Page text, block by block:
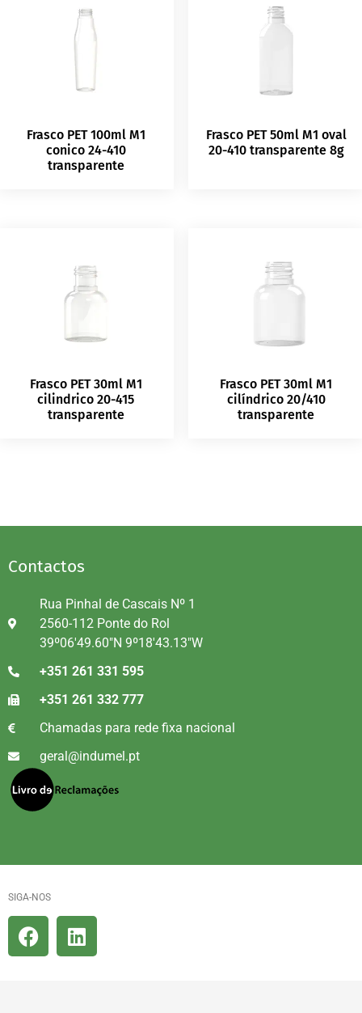
Frasco PET 100ml M1
conico 24-410
transparente
Frasco PET 50ml M1 oval
20-410 transparente 8g
Frasco PET 30ml M1
cilindrico 20-415
transparente
Frasco PET 30ml M1
cilíndrico 20/410
transparente
Contactos
Rua Pinhal de Cascais Nº 1
2560-112 Ponte do Rol
39º06'49.60"N 9º18'43.13"W
+351 261 331 595
+351 261 332 777
Chamadas para rede fixa nacional
geral@indumel.pt
SIGA-NOS